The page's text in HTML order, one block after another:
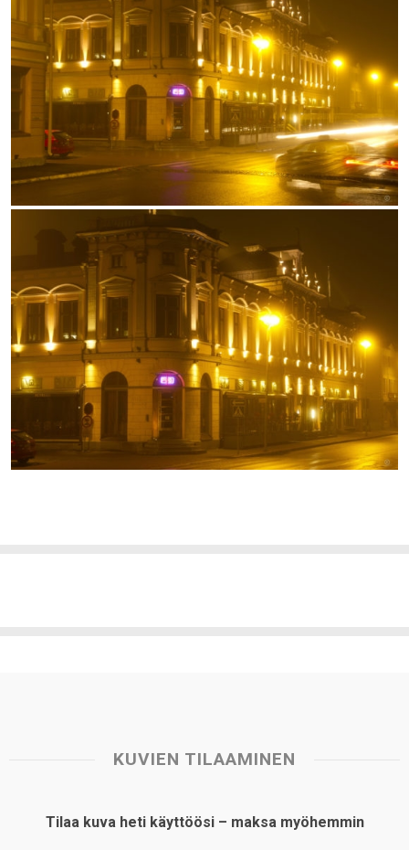
KUVIEN TILAAMINEN
Tilaa kuva heti käyttöösi – maksa myöhemmin